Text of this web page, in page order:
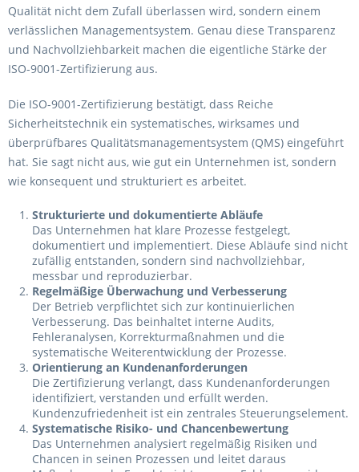
Qualität nicht dem Zufall überlassen wird, sondern einem
verlässlichen Managementsystem. Genau diese Transparenz
und Nachvollziehbarkeit machen die eigentliche Stärke der
ISO-9001-Zertifizierung aus.
Die ISO-9001-Zertifizierung bestätigt, dass Reiche
Sicherheitstechnik ein systematisches, wirksames und
überprüfbares Qualitätsmanagementsystem (QMS) eingeführt
hat. Sie sagt nicht aus, wie gut ein Unternehmen ist, sondern
wie konsequent und strukturiert es arbeitet.
Strukturierte und dokumentierte Abläufe
Das Unternehmen hat klare Prozesse festgelegt,
dokumentiert und implementiert. Diese Abläufe sind nicht
zufällig entstanden, sondern sind nachvollziehbar,
messbar und reproduzierbar.
Regelmäßige Überwachung und Verbesserung
Der Betrieb verpflichtet sich zur kontinuierlichen
Verbesserung. Das beinhaltet interne Audits,
Fehleranalysen, Korrekturmaßnahmen und die
systematische Weiterentwicklung der Prozesse.
Orientierung an Kundenanforderungen
Die Zertifizierung verlangt, dass Kundenanforderungen
identifiziert, verstanden und erfüllt werden.
Kundenzufriedenheit ist ein zentrales Steuerungselement.
Systematische Risiko- und Chancenbewertung
Das Unternehmen analysiert regelmäßig Risiken und
Chancen in seinen Prozessen und leitet daraus